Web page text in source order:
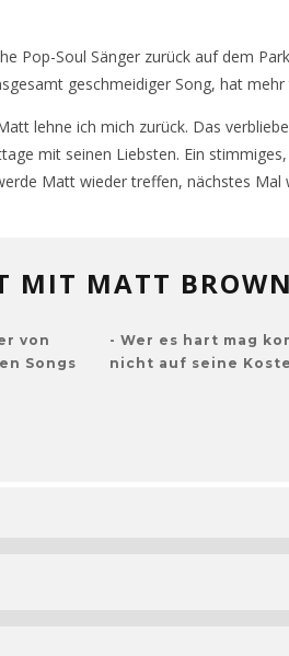
Pop-Soul Sänger zurück auf dem
geschmeidiger Song, hat
lehne ich mich zurück. Das
mit seinen Liebsten. Ein
Matt wieder treffen, nächstes
MIT MATT
von
Songs
Wer es hart mag
nicht auf seine